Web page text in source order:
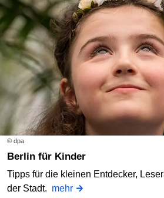
© dpa
Berlin für Kinder
Tipps für die kleinen Entdecker,
der Stadt. mehr